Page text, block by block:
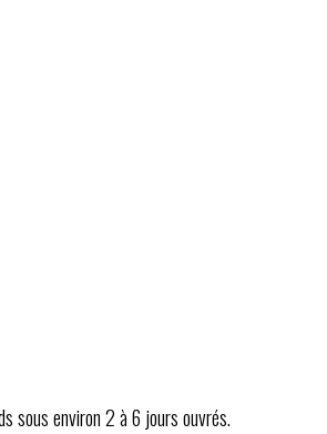
sous environ 2 à 6 jours ouvrés.